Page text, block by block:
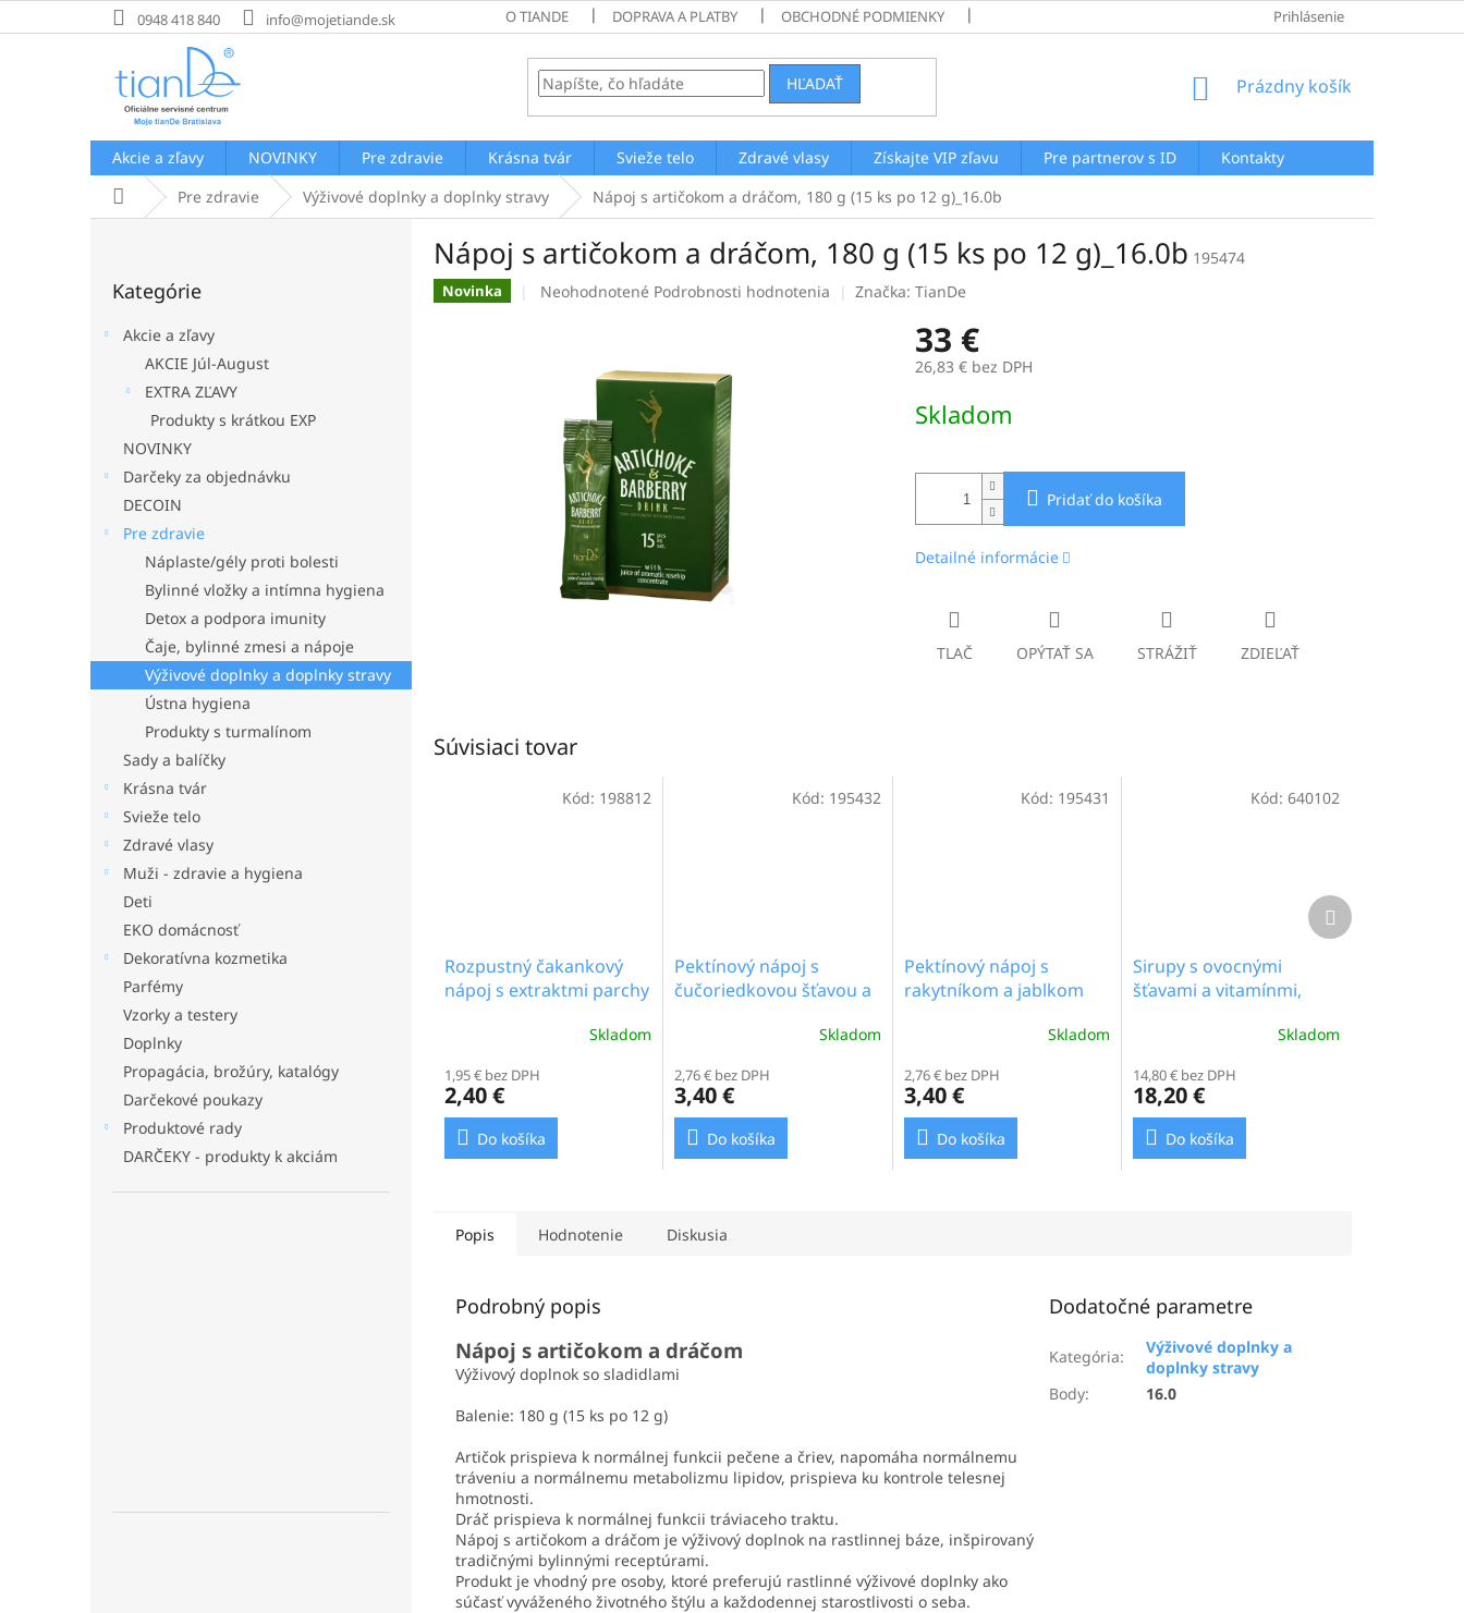
na
0948 418 840 info@mojetiande.sk O TIANDE DOPRAVA A PLATBY OBCHODNÉ PODMIENKY AKTUALITY REKLAMAČNÝ
Prihlásenie
HĽADAŤ
NÁKUPNÝ
Prázdny košík
Akcie a zľavy NOVINKY Pre zdravie Krásna tvár Svieže telo Zdravé vlasy Získajte VIP zľavu Pre partnerov s ID
Kontakty
DomovPre zdravie Výživové doplnky a doplnky stravy Nápoj s artičokom a dráčom, 180 g (15 ks po 12 g)_16.0b
kategórie
Kategórie
Akcie a zľavy
AKCIE Júl-August
EXTRA ZĽAVY
Produkty s krátkou EXP
NOVINKY
Darčeky za objednávku
DECOIN
Pre zdravie
Náplaste/gély proti bolesti
Bylinné vložky a intímna hygiena
Detox a podpora imunity
Čaje, bylinné zmesi a nápoje
Výživové doplnky a doplnky stravy
Ústna hygiena
Produkty s turmalínom
Sady a balíčky
Krásna tvár
Svieže telo
Zdravé vlasy
Muži - zdravie a hygiena
Deti
EKO domácnosť
Dekoratívna kozmetika
Parfémy
Vzorky a testery
Doplnky
Propagácia, brožúry, katalógy
Darčekové poukazy
Produktové rady
DARČEKY - produkty k akciám
Nápoj s artičokom a dráčom, 180 g (15 ks po 12 g)_16.0b 195474
Novinka
Priemerné
hviezdičiek.
Neohodnotené Podrobnosti hodnotenia Značka: TianDe
33 €
26,83 € bez DPH
cena:
Skladom
Pridať do košíka
Detailné informácie
TLAČ OPÝTAŤ SA STRÁŽIŤ ZDIEĽAŤ
Súvisiaci tovar
Rozpustný čakankový
nápoj s extraktmi parchy
produktu
je
4,0
5
Skladom
1,95 € bez DPH
2,40 €
Do košíka
Kód: 198812
Pektínový nápoj s
čučoriedkovou šťavou a
produktu
je
4,8
5
Skladom
2,76 € bez DPH
3,40 €
Do košíka
Kód: 195432
Pektínový nápoj s
rakytníkom a jablkom
Skladom
2,76 € bez DPH
3,40 €
Do košíka
Kód: 195431
Sirupy s ovocnými
šťavami a vitamínmi,
stravy s fruktózou)_6.3b
Skladom
14,80 € bez DPH
18,20 €
Do košíka
Kód: 640102
Ďalší
produkt
Popis Hodnotenie Diskusia
Podrobný popis
Nápoj s artičokom a dráčom
Výživový doplnok so sladidlami
Balenie: 180 g (15 ks po 12 g)
Artičok prispieva k normálnej funkcii pečene a čriev, napomáha normálnemu
tráveniu a normálnemu metabolizmu lipidov, prispieva ku kontrole telesnej
hmotnosti.
Dráč prispieva k normálnej funkcii tráviaceho traktu.
Nápoj s artičokom a dráčom je výživový doplnok na rastlinnej báze, inšpirovaný
tradičnými bylinnými receptúrami.
Produkt je vhodný pre osoby, ktoré preferujú rastlinné výživové doplnky ako
súčasť vyváženého životného štýlu a každodennej starostlivosti o seba.
Dodatočné parametre
Kategória:
Výživové doplnky a
doplnky stravy
Body: 16.0